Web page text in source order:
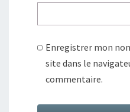
Enregistrer mon
site dans le
commentaire.